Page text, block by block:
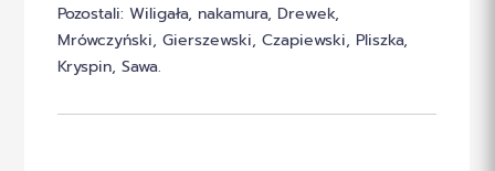
Pozostali: Wiligała, nakamura, Drewek,
Mrówczyński, Gierszewski, Czapiewski, Pliszka,
Kryspin, Sawa.